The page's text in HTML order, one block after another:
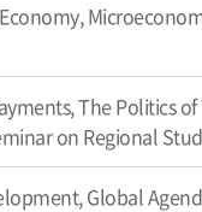
The Politics
on Regional
Global